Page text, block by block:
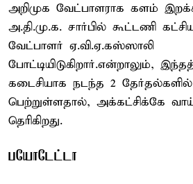
அறிமுக வேட்பாளராக களம்
அ.தி.மு.க. சார்பில் கூட்டணி
வேட்பாளர் ஏ.வி.ஏ.கஸ்ஸாலி
போட்டியிடுகிறார்.என்றாலும்,
கடைசியாக நடந்த 2 தேர்தல்களில்
பெற்றுள்ளதால், அக்கட்சிக்கே
தெரிகிறது.
பயோடேட்டா